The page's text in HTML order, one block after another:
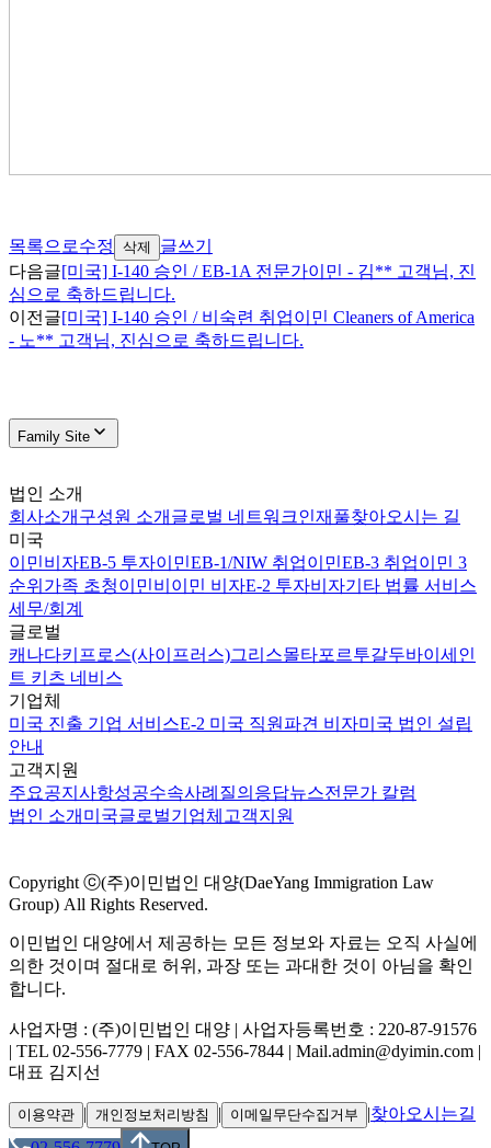
목록으로수정 삭제
글쓰기
다음글[미국] I-140 승인 / EB-1A 전문가이민 - 김** 고객님, 진
심으로 축하드립니다.
이전글[미국] I-140 승인 / 비숙련 취업이민 Cleaners of America
- 노** 고객님, 진심으로 축하드립니다.
Family Site
법인 소개
회사소개 구성원 소개 글로벌 네트워크인재풀찾아오시는 길
미국
이민비자EB-5 투자이민EB-1/NIW 취업이민EB-3 취업이민 3
순위 가족 초청이민비이민 비자E-2 투자비자기타 법률 서비스
세무/회계
글로벌
캐나다키프로스(사이프러스)그리스몰타포르투갈두바이 세인
트 키츠 네비스
기업체
미국 진출 기업 서비스E-2 미국 직원파견 비자미국 법인 설립
안내
고객지원
주요공지사항성공수속사례 질의응답뉴스전문가 칼럼
법인 소개 미국글로벌기업체 고객지원
Copyright ⓒ(주)이민법인 대양(DaeYang Immigration Law
Group) All Rights Reserved.
이민법인 대양에서 제공하는 모든 정보와 자료는 오직 사실에
의한 것이며 절대로 허위, 과장 또는 과대한 것이 아님을 확인
합니다.
사업자명 : (주)이민법인 대양 | 사업자등록번호 : 220-87-91576
| TEL 02-556-7779 | FAX 02-556-7844 | Mail.admin@dyimin.com |
대표 김지선
이용약관 | 개인정보처리방침 | 이메일무단수집거부 |찾아오시는길